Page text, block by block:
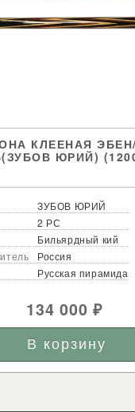
КЛЕЕНАЯ
ЮРИЙ)
ЗУБОВ ЮРИЙ
2 РС
Бильярдный кий
Россия
Русская пирамида
134 000₽